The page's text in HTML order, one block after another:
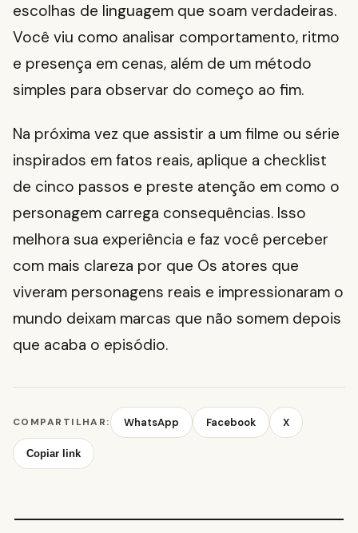
escolhas de linguagem que soam verdadeiras.
Você viu como analisar comportamento, ritmo
e presença em cenas, além de um método
simples para observar do começo ao fim.
Na próxima vez que assistir a um filme ou série
inspirados em fatos reais, aplique a checklist
de cinco passos e preste atenção em como o
personagem carrega consequências. Isso
melhora sua experiência e faz você perceber
com mais clareza por que Os atores que
viveram personagens reais e impressionaram o
mundo deixam marcas que não somem depois
que acaba o episódio.
COMPARTILHAR: WhatsApp Facebook X
Copiar link